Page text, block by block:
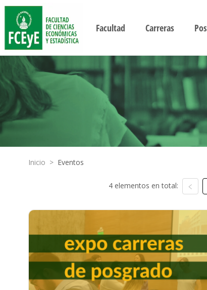
Facultad Carreras
Inicio > Eventos
4 elementos en total: